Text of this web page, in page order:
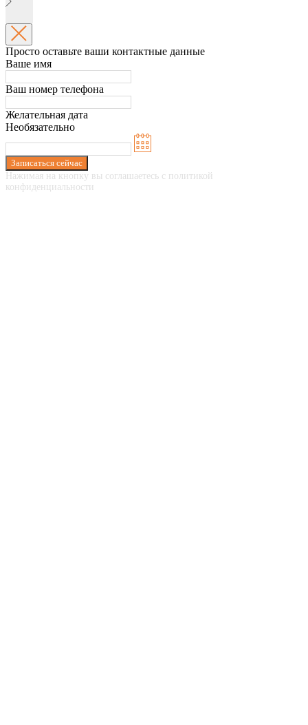
Просто оставьте ваши контактные данные
Ваше имя
Ваш номер телефона
Желательная дата
Необязательно
Записаться сейчас
Нажимая на кнопку вы соглашаетесь с политикой
конфиденциальности